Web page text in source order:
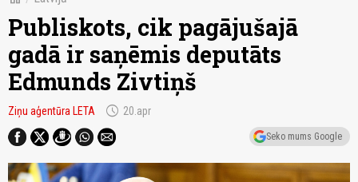
Publiskots, cik pagājušajā
gadā ir saņēmis deputāts
Edmunds Zivtiņš
Ziņu aģentūra LETA schedule 20.apr
Seko mums Google